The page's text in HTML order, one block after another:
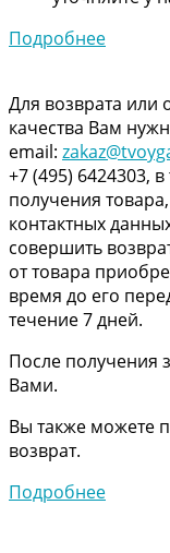
Подробнее
Для возврата или
качества Вам
email:
+7 (495) 6424303,
получения
контактных
совершить
от товара
время до его
течение 7 дней.
После получения
Вами.
Вы также можете
возврат.
Подробнее